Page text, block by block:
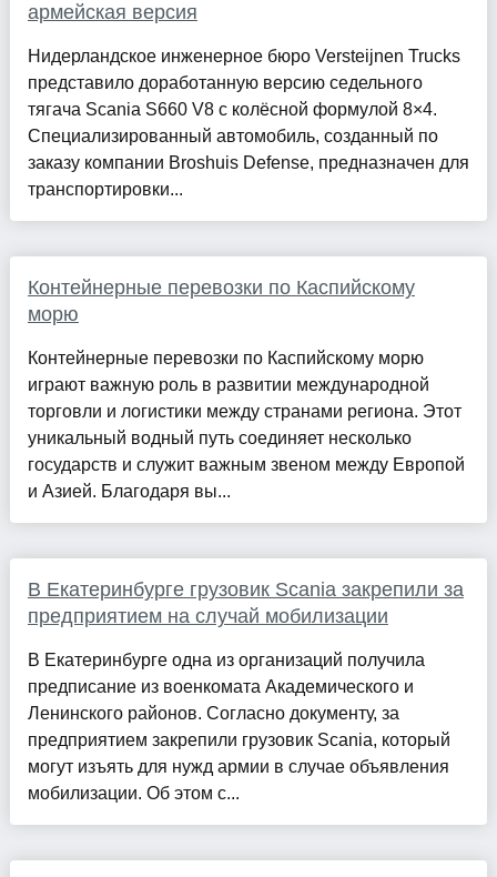
армейская версия
Нидерландское инженерное бюро Versteijnen Trucks
представило доработанную версию седельного
тягача Scania S660 V8 с колёсной формулой 8×4.
Специализированный автомобиль, созданный по
заказу компании Broshuis Defense, предназначен для
транспортировки...
Контейнерные перевозки по Каспийскому
морю
Контейнерные перевозки по Каспийскому морю
играют важную роль в развитии международной
торговли и логистики между странами региона. Этот
уникальный водный путь соединяет несколько
государств и служит важным звеном между Европой
и Азией. Благодаря вы...
В Екатеринбурге грузовик Scania закрепили за
предприятием на случай мобилизации
В Екатеринбурге одна из организаций получила
предписание из военкомата Академического и
Ленинского районов. Согласно документу, за
предприятием закрепили грузовик Scania, который
могут изъять для нужд армии в случае объявления
мобилизации. Об этом с...